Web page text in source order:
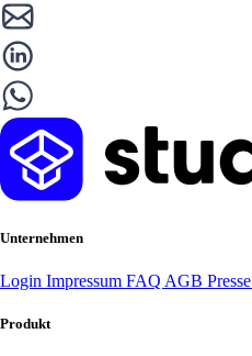
Unternehmen
Login Impressum FAQ AGB Presse
Produkt